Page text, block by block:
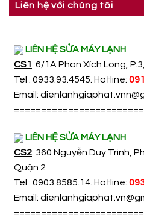
Liên hệ với chúng tôi
LIÊN HỆ SỬA MÁY LẠNH
CS1: 6/1A Phan Xích Long,
Tel : 0933.93.4545. Hotline:
Email:
LIÊN HỆ SỬA MÁY LẠNH
CS2: 360 Nguyễn Duy Trinh,
Quận 2
Tel : 0903.8585.14. Hotline:
Email: